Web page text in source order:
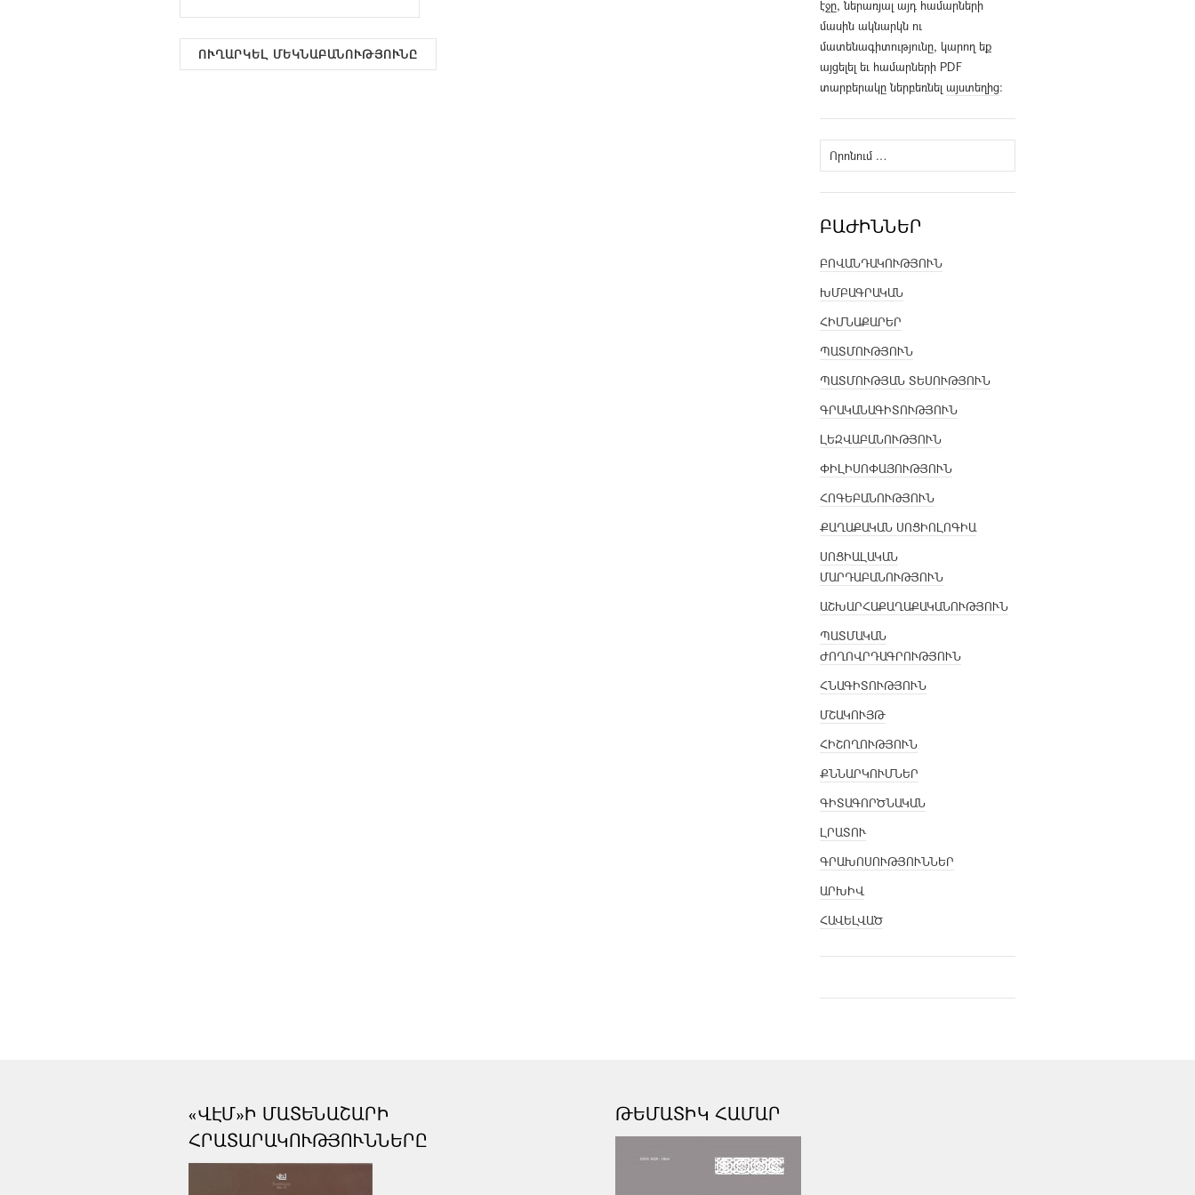
էջը, ներառյալ այդ համարների
մասին ակնարկն ու
մատենագիտությունը, կարող եք
այցելել եւ համարների PDF
տարբերակը ներբեռնել այստեղից։
Որոնել՝
ԲԱԺԻՆՆԵՐ
ԲՈՎԱՆԴԱԿՈՒԹՅՈՒՆ
ԽՄԲԱԳՐԱԿԱՆ
ՀԻՄՆԱՔԱՐԵՐ
ՊԱՏՄՈՒԹՅՈՒՆ
ՊԱՏՄՈՒԹՅԱՆ ՏԵՍՈՒԹՅՈՒՆ
ԳՐԱԿԱՆԱԳԻՏՈՒԹՅՈՒՆ
ԼԵԶՎԱԲԱՆՈՒԹՅՈՒՆ
ՓԻԼԻՍՈՓԱՅՈՒԹՅՈՒՆ
ՀՈԳԵԲԱՆՈՒԹՅՈՒՆ
ՔԱՂԱՔԱԿԱՆ ՍՈՑԻՈԼՈԳԻԱ
ՍՈՑԻԱԼԱԿԱՆ
ՄԱՐԴԱԲԱՆՈՒԹՅՈՒՆ
ԱՇԽԱՐՀԱՔԱՂԱՔԱԿԱՆՈՒԹՅՈՒՆ
ՊԱՏՄԱԿԱՆ
ԺՈՂՈՎՐԴԱԳՐՈՒԹՅՈՒՆ
ՀՆԱԳԻՏՈՒԹՅՈՒՆ
ՄՇԱԿՈՒՅԹ
ՀԻՇՈՂՈՒԹՅՈՒՆ
ՔՆՆԱՐԿՈՒՄՆԵՐ
ԳԻՏԱԳՈՐԾՆԱԿԱՆ
ԼՐԱՏՈՒ
ԳՐԱԽՈՍՈՒԹՅՈՒՆՆԵՐ
ԱՐԽԻՎ
ՀԱՎԵԼՎԱԾ
«ՎԷՄ»Ի ՄԱՏԵՆԱՇԱՐԻ
ՀՐԱՏԱՐԱԿՈՒԹՅՈՒՆՆԵՐԸ
ԹԵՄԱՏԻԿ ՀԱՄԱՐ